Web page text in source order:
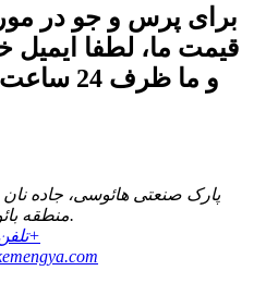
برای پرس و جو در
قیمت ما، لطفا ایمیل
و ما
Xin'qiao، منطقه بائوآن، شنژن، چین.
9589 1082 135-86+